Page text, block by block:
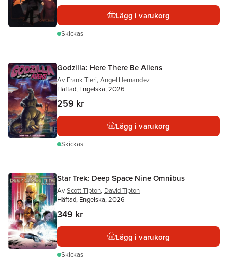
Lägg i varukorg
Skickas
Godzilla: Here There Be Aliens
Av Frank Tieri, Angel Hernandez
Häftad, Engelska, 2026
259 kr
Lägg i varukorg
Skickas
Star Trek: Deep Space Nine Omnibus
Av Scott Tipton, David Tipton
Häftad, Engelska, 2026
349 kr
Lägg i varukorg
Skickas